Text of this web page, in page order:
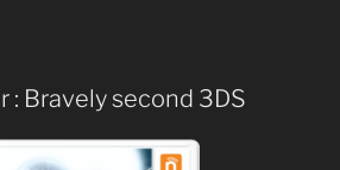
: Bravely second 3DS